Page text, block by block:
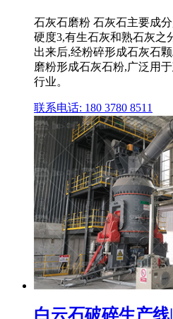
石灰石磨粉 石灰石主要成
硬度3,有生石灰和熟石灰之
出来后,经粉碎形成石灰石
磨粉形成石灰石粉,广泛用
行业。
联系电话: 180 3780 8511
白云石破碎生产